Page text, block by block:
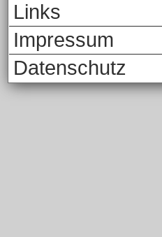
Links
Impressum
Datenschutz